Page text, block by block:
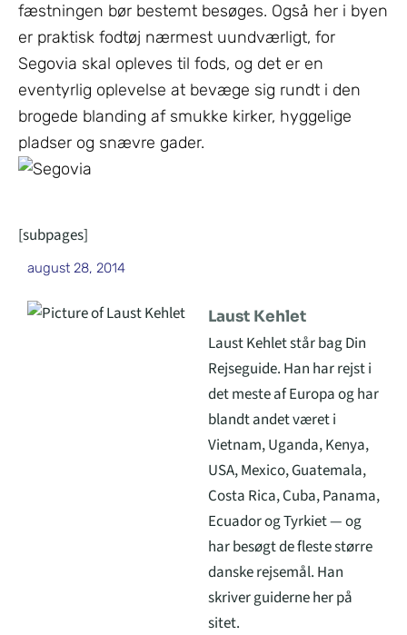
fæstningen bør bestemt besøges. Også her i byen
er praktisk fodtøj nærmest uundværligt, for
Segovia skal opleves til fods, og det er en
eventyrlig oplevelse at bevæge sig rundt i den
brogede blanding af smukke kirker, hyggelige
pladser og snævre gader.
[subpages]
august 28, 2014
Laust Kehlet
Laust Kehlet står bag Din
Rejseguide. Han har rejst i
det meste af Europa og har
blandt andet været i
Vietnam, Uganda, Kenya,
USA, Mexico, Guatemala,
Costa Rica, Cuba, Panama,
Ecuador og Tyrkiet — og
har besøgt de fleste større
danske rejsemål. Han
skriver guiderne her på
sitet.